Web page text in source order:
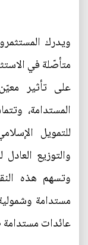
ويدرك
متأصّلة في
على تأثير
المستدامة،
للتمويل
والتوزيع
وتسهم هذه
مستدامة
عائدات مستدامة